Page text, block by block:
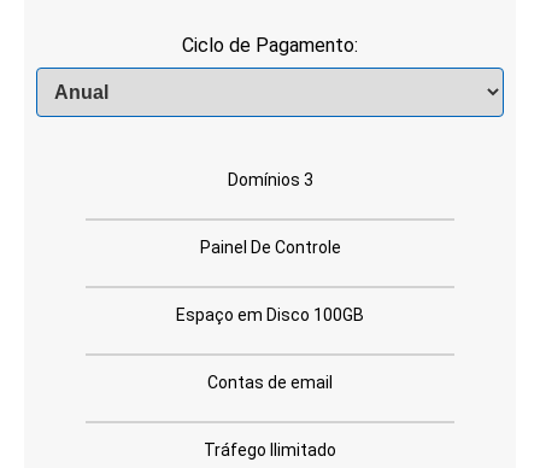
Ciclo de Pagamento:
Domínios 3
Painel De Controle
Espaço em Disco 100GB
Contas de email
Tráfego Ilimitado